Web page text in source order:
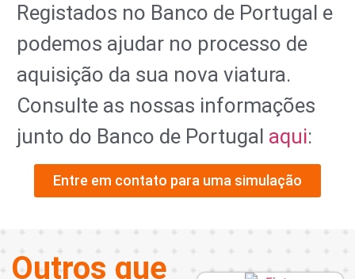
Registados no Banco de Portugal e
podemos ajudar no processo de
aquisição da sua nova viatura.
Consulte as nossas informações
junto do Banco de Portugal aqui:
Entre em contato para uma simulação
Outros que